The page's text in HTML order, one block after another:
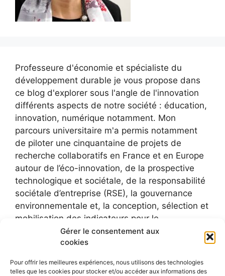
Gérer le consentement aux
cookies
Pour offrir les meilleures expériences, nous utilisons des technologies
telles que les cookies pour stocker et/ou accéder aux informations des
Professeure d'économie et spécialiste du
développement durable je vous propose dans
ce blog d'explorer sous l'angle de l'innovation
différents aspects de notre société : éducation,
innovation, numérique notamment. Mon
parcours universitaire m'a permis notamment
de piloter une cinquantaine de projets de
recherche collaboratifs en France et en Europe
autour de l’éco-innovation, de la prospective
technologique et sociétale, de la responsabilité
sociétale d’entreprise (RSE), la gouvernance
environnementale et, la conception, sélection et
mobilisation des indicateurs pour le
développement durable.